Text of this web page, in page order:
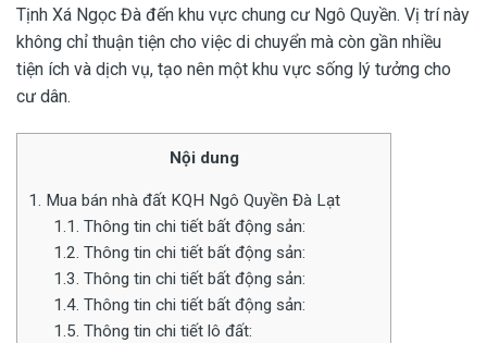
Tịnh Xá Ngọc Đà đến khu vực chung cư Ngô Quyền. Vị trí này
không chỉ thuận tiện cho việc di chuyển mà còn gần nhiều
tiện ích và dịch vụ, tạo nên một khu vực sống lý tưởng cho
cư dân.
Nội dung
1. Mua bán nhà đất KQH Ngô Quyền Đà Lạt
1.1. Thông tin chi tiết bất động sản:
1.2. Thông tin chi tiết bất động sản:
1.3. Thông tin chi tiết bất động sản:
1.4. Thông tin chi tiết bất động sản:
1.5. Thông tin chi tiết lô đất: